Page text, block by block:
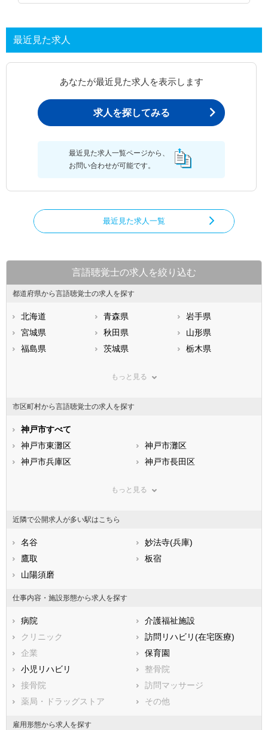
最近見た求人
あなたが最近見た求人を表示します
求人を探してみる
最近見た求人一覧ページから、
お問い合わせが可能です。
最近見た求人一覧
言語聴覚士の求人を絞り込む
都道府県から言語聴覚士の求人を探す
北海道 青森県
岩手県
宮城県
秋田県
山形県
福島県
茨城県
栃木県
神奈川県
石川県
福井県
静岡県
滋賀県
大阪府
兵庫県
和歌山県
山口県
福岡県
佐賀県
熊本県
宮崎県
鹿児島県
もっと見る
市区町村から言語聴覚士の求人を探す
神戸市すべて
神戸市東灘区
神戸市灘区
神戸市兵庫区
神戸市長田区
神戸市中央区
市部
姫路市
尼崎市
明石市
西宮市
洲本市
赤穂市
西脇市
宝塚市
三木市
高砂市
川西市
小野市
三田市
加西市
丹波篠山市
養父市
丹波市
南あわじ市
もっと見る
近隣で公開求人が多い駅はこちら
名谷
妙法寺(兵庫)
鷹取
板宿
山陽須磨
仕事内容・施設形態から求人を探す
病院
介護福祉施設
クリニック
訪問リハビリ(在宅医療)
企業
保育園
小児リハビリ
整骨院
接骨院
訪問マッサージ
薬局・ドラッグストア
その他
雇用形態から求人を探す